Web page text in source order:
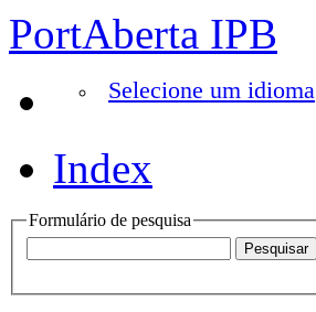
PortAberta IPB
Selecione um idioma
Index
Formulário de pesquisa